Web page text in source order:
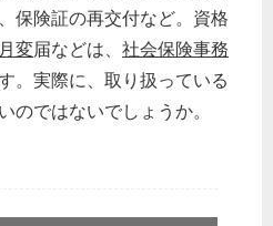
保険証の再交付など。資格
月変届などは、 社会保険事務
。実際に、取り扱っている
のではないでしょうか。